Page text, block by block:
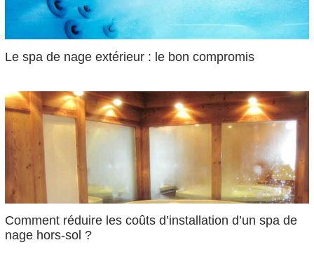
Le spa de nage extérieur : le bon compromis
Comment réduire les coûts d’installation d’un spa de
nage hors-sol ?